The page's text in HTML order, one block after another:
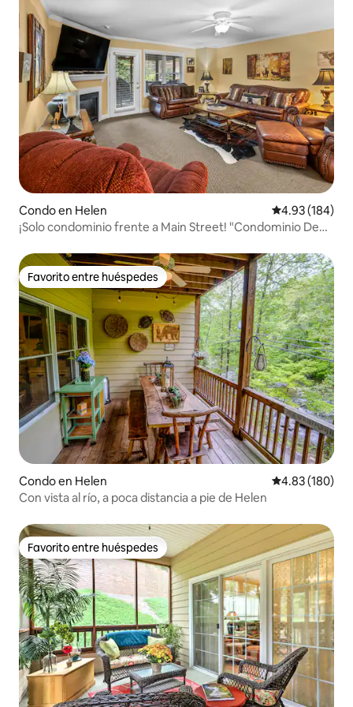
Condo en Helen Calificación
4.93 (184)
¡Solo condominio frente a Main Street! "Condominio Deer
Favorito entre huéspedes
Favorito entre huéspedes
Condo en Helen Calificación
4.83 (180)
Con vista al río, a poca distancia a pie de Helen
Favorito entre huéspedes
Favorito entre huéspedes